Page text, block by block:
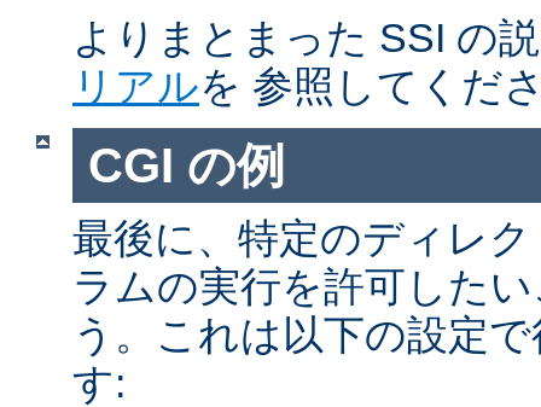
よりまとまった SSI の
リアルを 参照してくだ
CGI の例
最後に、特定のディレ
ラムの実行を許可した
う。これは以下の設定
す: